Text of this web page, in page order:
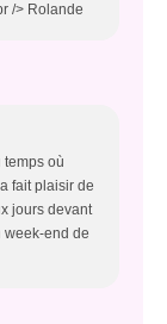
/> Rolande
temps où
fait plaisir de
jours devant
week-end de